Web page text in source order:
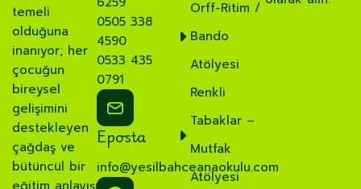
temeli
olduğuna
inanıyor; her
çocuğun
bireysel
gelişimini
destekleyen
çağdaş ve
bütüncül bir
0505 338
4590
0533 435
0791
Eposta
info@yesilbahceanaokulu.com
Orff-Ritim /
Bando
Atölyesi
Renkli
Tabaklar –
Mutfak
Atölyesi